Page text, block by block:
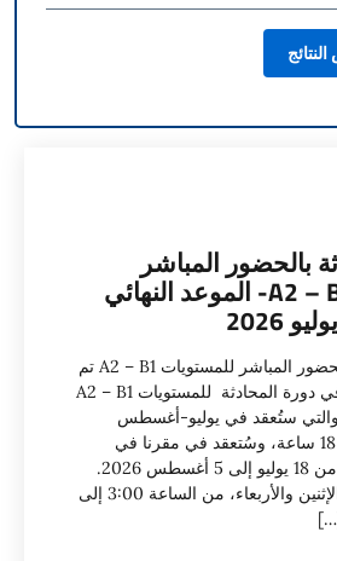
بالحضور المباشر
للمستويات A2 – B1- الموعد النهائي
دورات المحادثة بالحضور المباشر للمستويات A2 – B1 تم
فتح باب التسجيل في دورة المحادثة للمستويات A2 – B1
والتي ستُعقد في يوليو-أغسطس
2026. مدة الدورة 18 ساعة، وسُتعقد في مقرنا في
وسط البلد. المدة: من 18 يوليو إلى 5 أغسطس 2026.
المواعيد: السبت والإثنين والأربعاء، من الساعة 3:00 إلى